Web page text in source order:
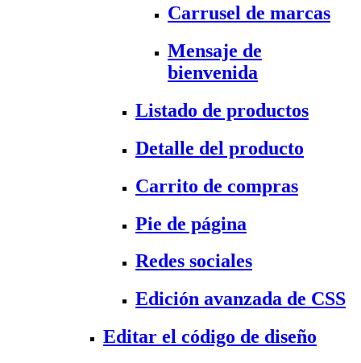
Carrusel de marcas
Mensaje de
bienvenida
Listado de productos
Detalle del producto
Carrito de compras
Pie de página
Redes sociales
Edición avanzada de CSS
Editar el código de diseño